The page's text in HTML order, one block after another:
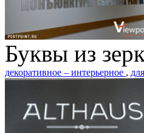
Буквы из
декоративное – интерьерное ,